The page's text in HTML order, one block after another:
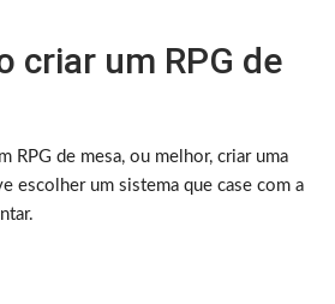
criar um RPG de
RPG de mesa, ou melhor, criar uma
escolher um sistema que case com a